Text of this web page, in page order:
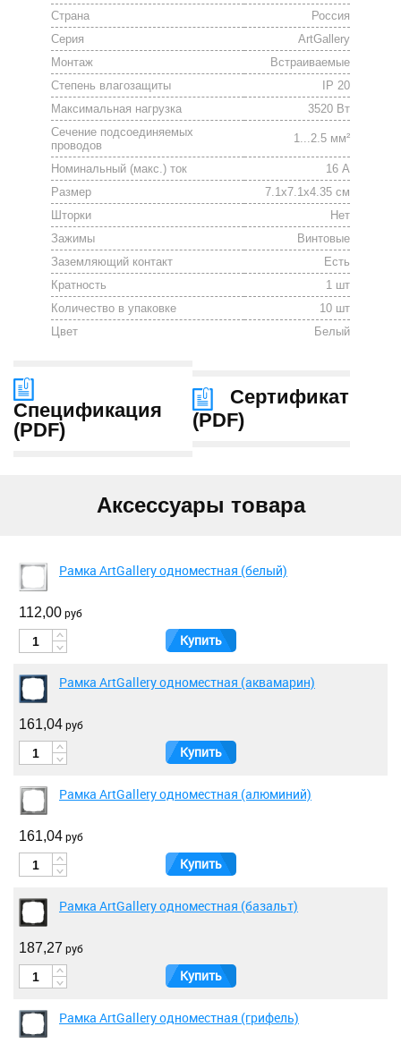
Страна
Россия
Серия
ArtGallery
Монтаж
Встраиваемые
Степень влагозащиты
IP 20
Максимальная нагрузка
3520 Вт
Сечение подсоединяемых
проводов
1...2.5 мм²
Номинальный (макс.) ток
16 А
Размер
7.1x7.1x4.35 см
Шторки
Нет
Зажимы
Винтовые
Заземляющий контакт
Есть
Кратность
1 шт
Количество в упаковке
10 шт
Цвет
Белый
Спецификация
(PDF)
Сертификат
(PDF)
Аксессуары товара
Рамка ArtGallery одноместная (белый)
112,00руб
Купить
Рамка ArtGallery одноместная (аквамарин)
161,04руб
Купить
Рамка ArtGallery одноместная (алюминий)
161,04руб
Купить
Рамка ArtGallery одноместная (базальт)
187,27 руб
Купить
Рамка ArtGallery одноместная (грифель)